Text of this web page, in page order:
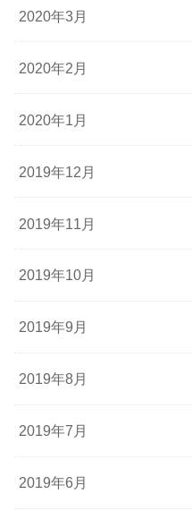
2020年3月
2020年2月
2020年1月
2019年12月
2019年11月
2019年10月
2019年9月
2019年8月
2019年7月
2019年6月